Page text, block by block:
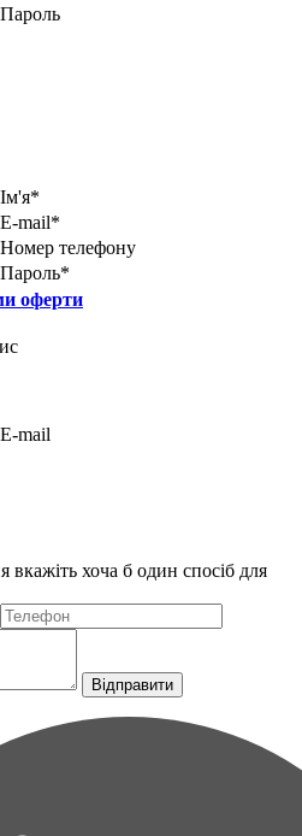
Пароль
Ім'я*
E-mail*
Номер телефону
Пароль*
оферти
E-mail
вкажіть хоча б один спосіб для
Відправити